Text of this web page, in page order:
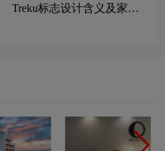
Treku标志设计含义及家具